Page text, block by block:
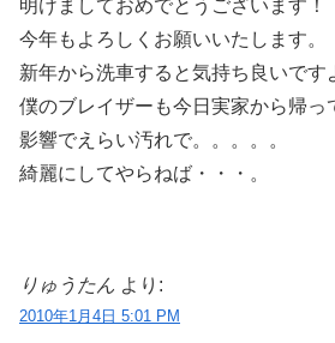
明けましておめでとうございます！
今年もよろしくお願いいたします。
新年から洗車すると気持ち良いです
僕のブレイザーも今日実家から帰っ
影響でえらい汚れで。。。。。
綺麗にしてやらねば・・・。
りゅうたん より:
2010年1月4日 5:01 PM